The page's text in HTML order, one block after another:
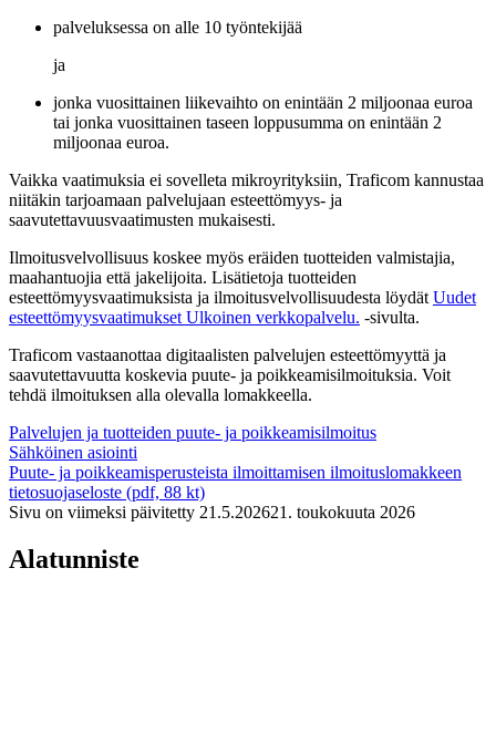
palveluksessa on alle 10 työntekijää
ja
jonka vuosittainen liikevaihto on enintään 2 miljoonaa euroa
tai jonka vuosittainen taseen loppusumma on enintään 2
miljoonaa euroa.
Vaikka vaatimuksia ei sovelleta mikroyrityksiin, Traficom kannustaa
niitäkin tarjoamaan palvelujaan esteettömyys- ja
saavutettavuusvaatimusten mukaisesti.
Ilmoitusvelvollisuus koskee myös eräiden tuotteiden valmistajia,
maahantuojia että jakelijoita. Lisätietoja tuotteiden
esteettömyysvaatimuksista ja ilmoitusvelvollisuudesta löydät Uudet
esteettömyysvaatimukset Ulkoinen verkkopalvelu. -sivulta.
Traficom vastaanottaa digitaalisten palvelujen esteettömyyttä ja
saavutettavuutta koskevia puute- ja poikkeamisilmoituksia. Voit
tehdä ilmoituksen alla olevalla lomakkeella.
Palvelujen ja tuotteiden puute- ja poikkeamisilmoitus
Sähköinen asiointi
Puute- ja poikkeamisperusteista ilmoittamisen ilmoituslomakkeen
tietosuojaseloste (pdf, 88 kt)
Sivu on viimeksi päivitetty 21.5.202621. toukokuuta 2026
Alatunniste